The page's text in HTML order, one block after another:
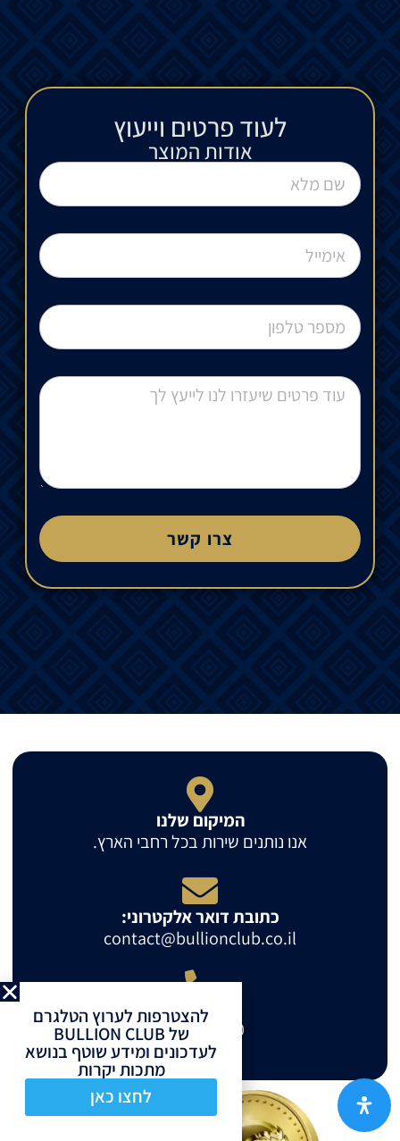
לעוד פרטים וייעוץ​
אודות המוצר
צרו קשר
המיקום שלנו
אנו נותנים שירות בכל רחבי הארץ.
כתובת דואר אלקטרוני:
contact@bullionclub.co.il
טלפון
0523514230
להצטרפות לערוץ הטלגרם
של BULLION CLUB
לעדכונים ומידע שוטף בנושא
מתכות יקרות
לחצו כאן